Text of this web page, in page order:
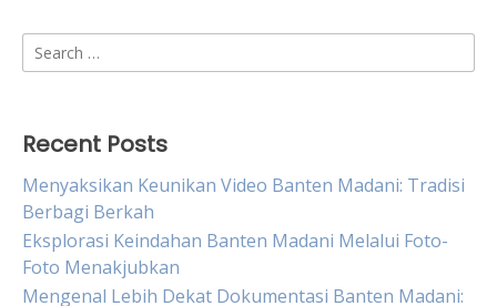
Search
for:
Recent Posts
Menyaksikan Keunikan Video Banten Madani: Tradisi
Berbagi Berkah
Eksplorasi Keindahan Banten Madani Melalui Foto-
Foto Menakjubkan
Mengenal Lebih Dekat Dokumentasi Banten Madani: